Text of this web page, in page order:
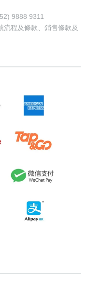
9888 9311
流程及條款
銷售條款及